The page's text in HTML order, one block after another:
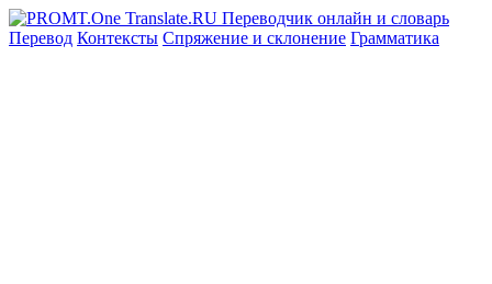
Перевод Контексты Спряжение и склонение Грамматика